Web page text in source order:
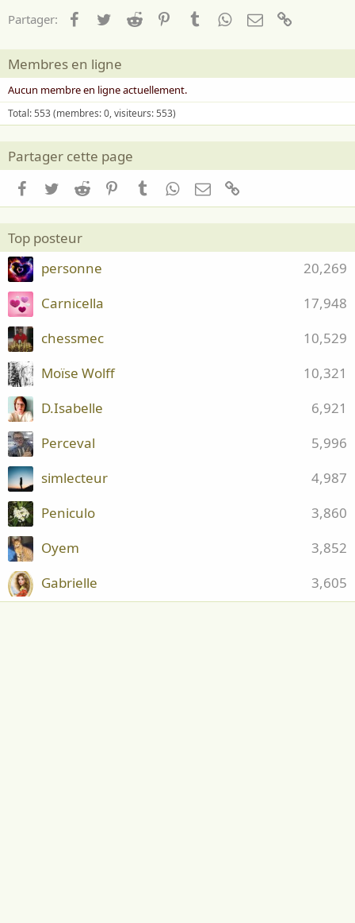
Partager: Facebook
TwitterReddit PinterestTumblrWhatsApp
Email
Membres en ligne
Aucun membre en ligne actuellement.
Total: 553 (membres: 0, visiteurs: 553)
Partager cette page
Facebook
TwitterReddit PinterestTumblrWhatsApp
Email
Top posteur
20,269
personne
17,948
Carnicella
10,529
chessmec
10,321
Moïse Wolff
6,921
D.Isabelle
5,996
Perceval
4,987
simlecteur
3,860
Peniculo
3,852
Oyem
3,605
Gabrielle